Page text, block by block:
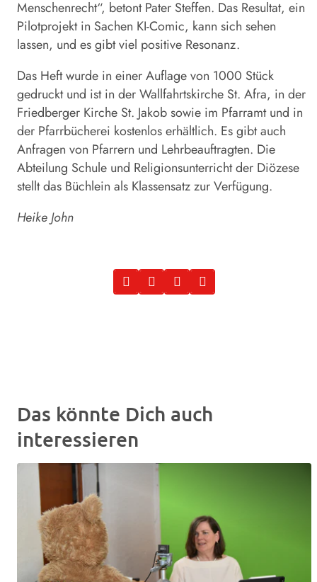
Menschenrecht“, betont Pater Steffen. Das Resultat, ein
Pilotprojekt in Sachen KI-Comic, kann sich sehen
lassen, und es gibt viel positive Resonanz.
Das Heft wurde in einer Auflage von 1000 Stück
gedruckt und ist in der Wallfahrtskirche St. Afra, in der
Friedberger Kirche St. Jakob sowie im Pfarramt und in
der Pfarrbücherei kostenlos erhältlich. Es gibt auch
Anfragen von Pfarrern und Lehrbeauftragten. Die
Abteilung Schule und Religionsunterricht der Diözese
stellt das Büchlein als Klassensatz zur Verfügung.
Heike John
Das könnte Dich auch
interessieren